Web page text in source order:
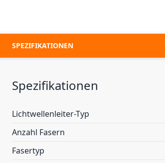
SPEZIFIKATIONEN
Spezifikationen
Lichtwellenleiter-Typ
Anzahl Fasern
Fasertyp